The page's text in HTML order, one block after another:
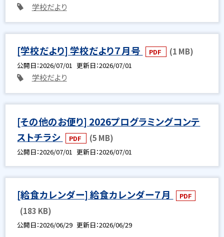
学校だより
[学校だより] 学校だより７月号 PDF (1 MB)
公開日 2026/07/01 更新日 2026/07/01
学校だより
[その他のお便り] 2026プログラミングコンテ
ストチラシ
PDF (5 MB)
公開日 2026/07/01 更新日 2026/07/01
[給食カレンダー] 給食カレンダー７月 PDF
(183 KB)
公開日 2026/06/29 更新日 2026/06/29